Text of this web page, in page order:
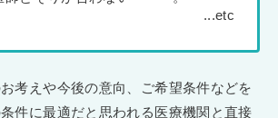
考えや今後の意向、ご希望条件などを
件に最適だと思われる医療機関と直接